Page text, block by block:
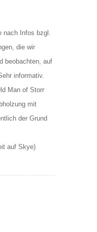
nach Infos bzgl.
die wir
beobachten, auf
informativ.
Man of Storr
mit
der Grund
auf Skye)